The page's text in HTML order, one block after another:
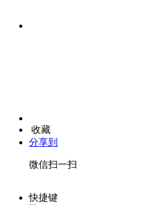
收藏
分享到
微信扫一扫
快捷键